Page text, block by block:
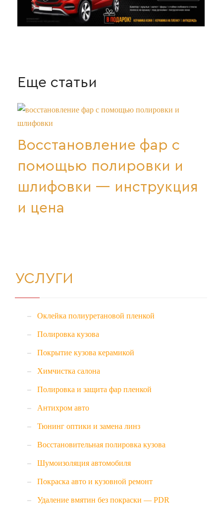
Еще статьи
Восстановление фар с
помощью полировки и
шлифовки — инструкция
и цена
УСЛУГИ
Оклейка полиуретановой пленкой
Полировка кузова
Покрытие кузова керамикой
Химчистка салона
Полировка и защита фар пленкой
Антихром авто
Тюнинг оптики и замена линз
Восстановительная полировка кузова
Шумоизоляция автомобиля
Покраска авто и кузовной ремонт
Удаление вмятин без покраски — PDR